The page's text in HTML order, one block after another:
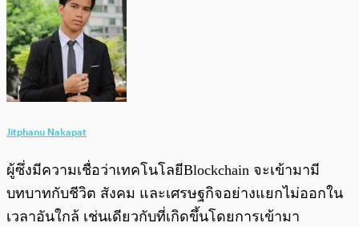
Jitphanu Nakapat
ผู้ซึ่งมีความเชื่อว่าเทคโนโลยีBlockchain จะเข้ามามี
บทบาทกับชีวิต สังคม และเศรษฐกิจอย่างแยกไม่ออกใน
เวลาอันใกล้ เช่นเดียวกับที่เกิดขึ้นโดยการเข้ามา